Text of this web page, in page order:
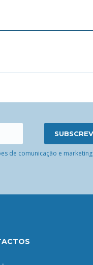
de comunicação e marketing